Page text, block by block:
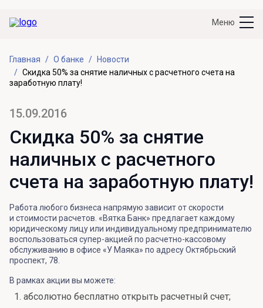
Меню
Главная О банке
Новости
Скидка 50% за снятие наличных с расчетного счета на
заработную плату!
15.09.2016
Скидка 50% за снятие
наличных с расчетного
счета на заработную плату!
Работа любого бизнеса напрямую зависит от скорости
и стоимости расчетов. «Вятка Банк» предлагает каждому
юридическому лицу или индивидуальному предпринимателю
воспользоваться супер-акцией по расчетно-кассовому
обслуживанию в офисе «У Маяка» по адресу Октябрьский
проспект, 78.
В рамках акции вы можете:
абсолютно бесплатно открыть расчетный счет;